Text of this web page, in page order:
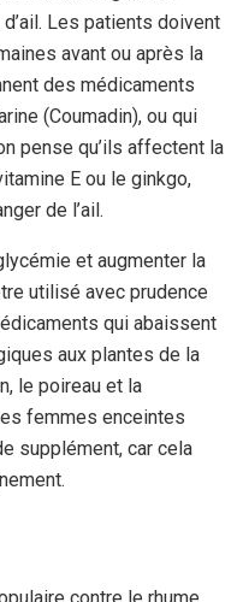
Les patients doivent
avant ou après la
des médicaments
(Coumadin), ou qui
pense qu’ils affectent la
E ou le ginkgo,
de l’ail.
et augmenter la
utilisé avec prudence
qui abaissent
aux plantes de la
le poireau et la
femmes enceintes
supplément, car cela